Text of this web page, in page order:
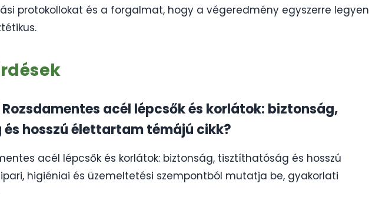
protokollokat és a forgalmat, hogy a végeredmény egyszerre legyen
acél lépcsők és korlátok: biztonság,
hosszú élettartam témájú cikk?
acél lépcsők és korlátok: biztonság, tisztíthatóság és hosszú
higiéniai és üzemeltetési szempontból mutatja be, gyakorlati